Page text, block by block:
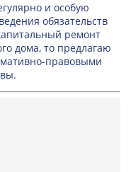
и особую
обязательств
ремонт
дома, то предлагаю
правовыми